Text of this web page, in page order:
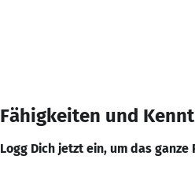
Fähigkeiten und
Logg Dich jetzt ein, um das ganze